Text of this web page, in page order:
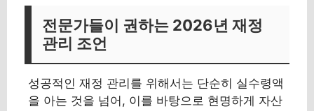
전문가들이 권하는 2026년 재정
관리 조언
성공적인 재정 관리를 위해서는 단순히 실수령액
을 아는 것을 넘어, 이를 바탕으로 현명하게 자산